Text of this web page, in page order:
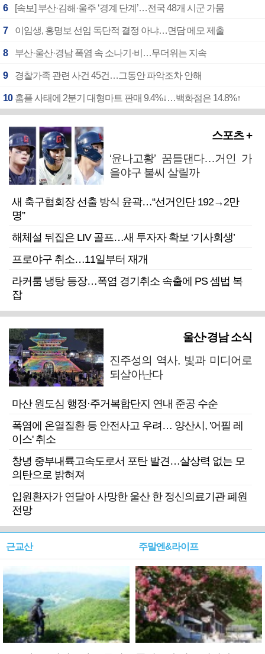
6 [속보] 부산·김해·울주 ‘경계 단계’…전국 48개 시군 가뭄
7 이임생, 홍명보 선임 독단적 결정 아냐…면담 메모 제출
8 부산·울산·경남 폭염 속 소나기·비…무더위는 지속
9 경찰가족 관련 사건 45건…그동안 파악조차 안해
10 홈플 사태에 2분기 대형마트 판매 9.4%↓…백화점은 14.8%↑
스포츠 +
‘윤나고황’ 꿈틀댄다…거인 가
을야구 불씨 살릴까
새 축구협회장 선출 방식 윤곽…“선거인단 192→2만
명”
해체설 뒤집은 LIV 골프…새 투자자 확보 ‘기사회생’
프로야구 취소…11일부터 재개
라커룸 냉탕 등장…폭염 경기취소 속출에 PS 셈법 복
잡
울산·경남 소식
진주성의 역사, 빛과 미디어로
되살아난다
마산 원도심 행정·주거복합단지 연내 준공 수순
폭염에 온열질환 등 안전사고 우려… 양산시, '어필 레
이스' 취소
창녕 중부내륙고속도로서 포탄 발견…살상력 없는 모
의탄으로 밝혀져
입원환자가 연달아 사망한 울산 한 정신의료기관 폐원
전망
근교산 주말엔&라이프